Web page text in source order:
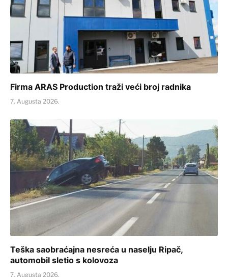
Firma ARAS Production traži veći broj radnika
7. Augusta 2026.
Teška saobraćajna nesreća u naselju Ripač,
automobil sletio s kolovoza
7. Augusta 2026.